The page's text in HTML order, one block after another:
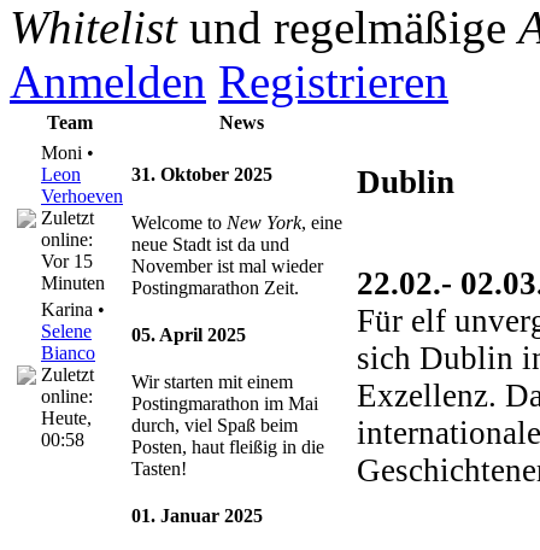
Whitelistund regelmäßige
Anmelden Registrieren
Team
News
Moni •
Leon
Verhoeven
Zuletzt
online:
Vor 15
Minuten
Karina •
Selene
Bianco
Zuletzt
online:
Heute,
00:58
31. Oktober 2025
Welcome to New York, eine
neue Stadt ist da und
November ist mal wieder
Postingmarathon Zeit.
05. April 2025
Wir starten mit einem
Postingmarathon im Mai
durch, viel Spaß beim
Posten, haut fleißig in die
Tasten!
01. Januar 2025
Dublin
22.02.-
Für elf
sich Dublin
Exzellenz.